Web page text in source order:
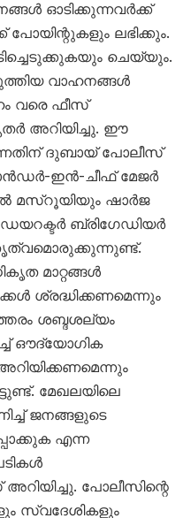
ഓടിക്കുന്നവർക്ക്
പോയിന്റുകളും ലഭിക്കും.
ചെയ്യും.
വാഹനങ്ങൾ
വരെ ഫീസ്
അറിയിച്ചു. ഈ
ദുബായ് പോലീസ്
ഇൻ-ചീഫ് മേജർ
ഷാർജ
ബ്രിഗേഡിയർ
മാറ്റങ്ങൾ
ശ്രദ്ധിക്കണമെന്നും
ശബ്ദശല്യം
ഔദ്യോഗിക
മേഖലയിലെ
ജനങ്ങളുടെ
എന്ന
പോലീസിന്റെ
സ്വദേശികളും